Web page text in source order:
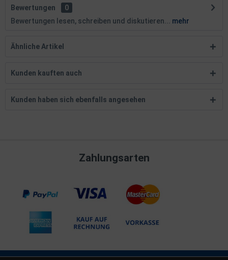
Bewertungen
0
Bewertungen lesen, schreiben und diskutieren...
mehr
Ähnliche Artikel
Kunden kauften auch
Kunden haben sich ebenfalls angesehen
Zahlungsarten